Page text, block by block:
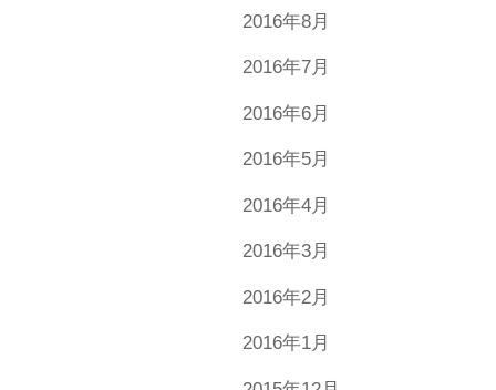
2016年8月
2016年7月
2016年6月
2016年5月
2016年4月
2016年3月
2016年2月
2016年1月